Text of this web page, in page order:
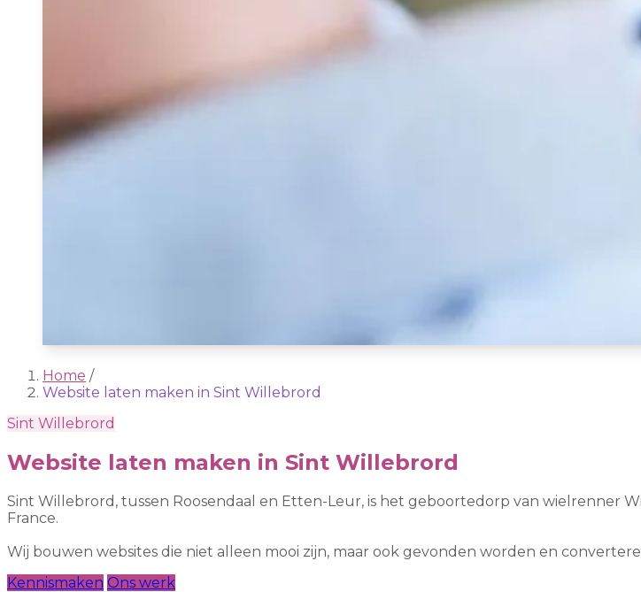
Home /
Website laten maken in Sint Willebrord
Sint Willebrord
Website laten maken in Sint Willebrord
Sint Willebrord, tussen Roosendaal en Etten-Leur, is het geboortedorp van wielrenner
France.
Wij bouwen websites die niet alleen mooi zijn, maar ook gevonden worden en
Kennismaken Ons werk